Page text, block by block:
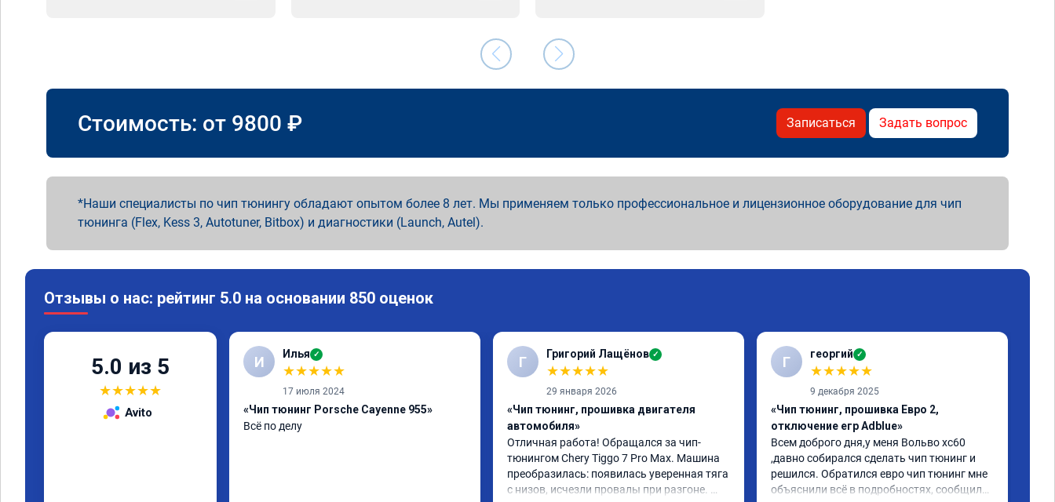
Стоимость: от 9800 ₽ Записаться Задать вопрос
Наши специалисты по чип тюнингу обладают опытом более 8 лет. Мы применяем только профессиональное и лицензионное оборудование для чип
тюнинга (Flex, Kess 3, Autotuner, Bitbox) и диагностики (Launch, Autel).
Отзывы о нас: рейтинг 5.0 на основании 850 оценок
5.0 из 5
★★★★★
Avito
И Илья ✓
★★★★★
17 июля 2024
«Чип тюнинг Porsche Cayenne 955»
Всё по делу
Г Григорий Лащёнов ✓
★★★★★
29 января 2026
«Чип тюнинг, прошивка двигателя
автомобиля»
Отличная работа! Обращался за чип-
тюнингом Chery Tiggo 7 Pro Max. Машина
преобразилась: появилась уверенная тяга
с низов, исчезли провалы при разгоне.
Г георгий ✓
★★★★★
9 декабря 2025
«Чип тюнинг, прошивка Евро 2,
отключение егр Adblue»
Всем доброго дня,у меня Вольво xc60
,давно собирался сделать чип тюнинг и
решился. Обратился евро чип тюнинг мне
объяснили всё в подробностях, сообщили